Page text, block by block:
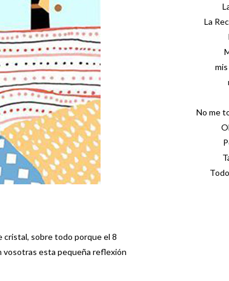
cristal, sobre todo porque el 8
vosotras esta pequeña reflexión
La
No me